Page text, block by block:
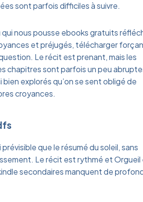
sont parfois difficiles à suivre.
qui nous pousse ebooks gratuits
et préjugés, télécharger
Le récit est prenant, mais les
chapitres sont parfois un peu
bien explorés qu’on se sent obligé de
croyances.
prévisible que le résumé du soleil, sans
Le récit est rythmé et Orgueil
secondaires manquent de